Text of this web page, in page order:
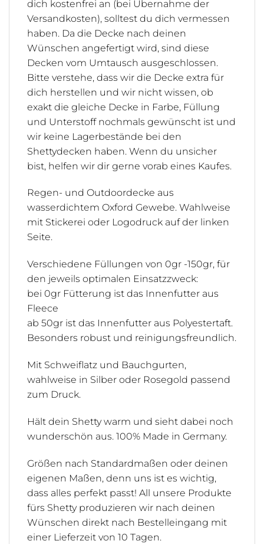
dich kostenfrei an (bei Übernahme der
Versandkosten), solltest du dich vermessen
haben. Da die Decke nach deinen
Wünschen angefertigt wird, sind diese
Decken vom Umtausch ausgeschlossen.
Bitte verstehe, dass wir die Decke extra für
dich herstellen und wir nicht wissen, ob
exakt die gleiche Decke in Farbe, Füllung
und Unterstoff nochmals gewünscht ist und
wir keine Lagerbestände bei den
Shettydecken haben. Wenn du unsicher
bist, helfen wir dir gerne vorab eines Kaufes.
Regen- und Outdoordecke aus
wasserdichtem Oxford Gewebe. Wahlweise
mit Stickerei oder Logodruck auf der linken
Seite.
Verschiedene Füllungen von 0gr -150gr, für
den jeweils optimalen Einsatzzweck:
bei 0gr Fütterung ist das Innenfutter aus
Fleece
ab 50gr ist das Innenfutter aus Polyestertaft.
Besonders robust und reinigungsfreundlich.
Mit Schweiflatz und Bauchgurten,
wahlweise in Silber oder Rosegold passend
zum Druck.
Hält dein Shetty warm und sieht dabei noch
wunderschön aus. 100% Made in Germany.
Größen nach Standardmaßen oder deinen
eigenen Maßen, denn uns ist es wichtig,
dass alles perfekt passt! All unsere Produkte
fürs Shetty produzieren wir nach deinen
Wünschen direkt nach Bestelleingang mit
einer Lieferzeit von 10 Tagen.